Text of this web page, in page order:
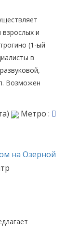
взрослых и
(1-ый
в
Возможен
Метро :
на Озерной